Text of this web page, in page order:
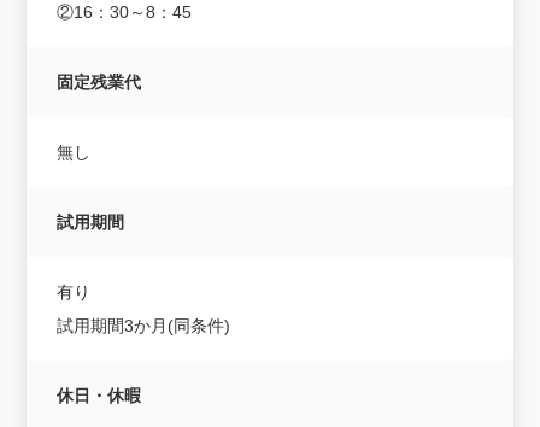
②16：30～8：45
固定残業代
無し
試用期間
有り
試用期間3か月(同条件)
休日・休暇